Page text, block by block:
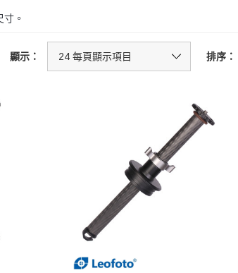
。
顯示： 排序：